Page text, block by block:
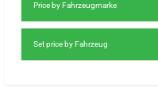
Price by Fahrzeugmarke
Set price by Fahrzeug